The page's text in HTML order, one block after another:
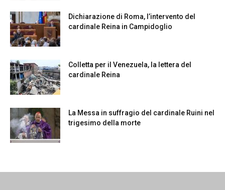
Dichiarazione di Roma, l’intervento del
cardinale Reina in Campidoglio
Colletta per il Venezuela, la lettera del
cardinale Reina
La Messa in suffragio del cardinale Ruini nel
trigesimo della morte